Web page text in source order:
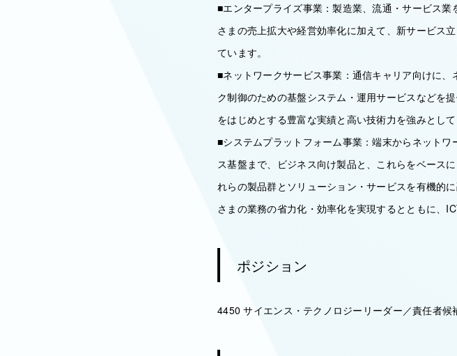
■エンタープライズ事業：製造業、流通・サービス
さまの売上拡大や経営効率化に加えて、新サービス
ています。
■ネットワークサービス事業：通信キャリア向けに
ク制御のための基盤システム・運用サービスなどを
をはじめとする豊富な実績と高い技術力を強みとし
■システムプラットフォーム事業：端末からネット
ス基盤まで、ビジネス向け製品と、これらをベース
れらの製品群とソリューション・サービスを有機的
さまの業務の省力化・効率化を実現するとともに、
ポジション
4450 サイエンス・テクノロジーリーダー／責任者